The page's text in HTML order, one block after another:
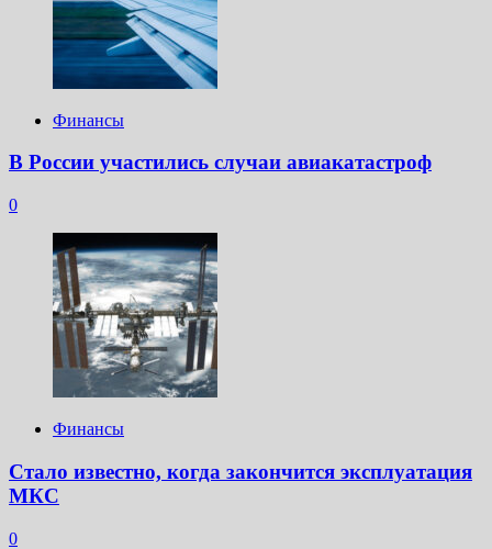
Финансы
В России участились случаи авиакатастроф
0
Финансы
Стало известно, когда закончится эксплуатация
МКС
0